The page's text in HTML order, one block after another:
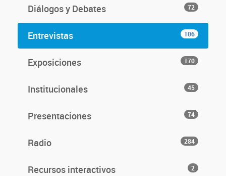
Diálogos y Debates 72
Entrevistas 106
Exposiciones 170
Institucionales 45
Presentaciones 74
Radio 284
Recursos interactivos 2